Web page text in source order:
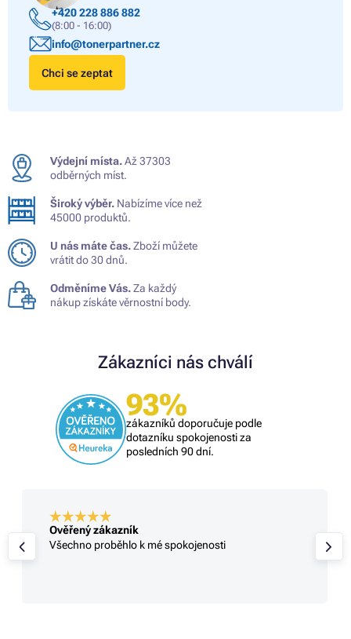
+420 228 886 882
(8:00 - 16:00)
info@tonerpartner.cz
Chci se zeptat
Výdejní místa.Až 37303
odběrných míst.
Široký výběr. Nabízíme více než
45000 produktů.
U nás máte čas.Zboží můžete
vrátit do 30 dnů.
Odměníme Vás.Za každý
nákup získáte věrnostní body.
Zákazníci nás chválí
93%
zákazníků doporučuje podle
dotazníku spokojenosti za
posledních 90 dní.
Ověřený zákazník
Všechno proběhlo k mé spokojenosti